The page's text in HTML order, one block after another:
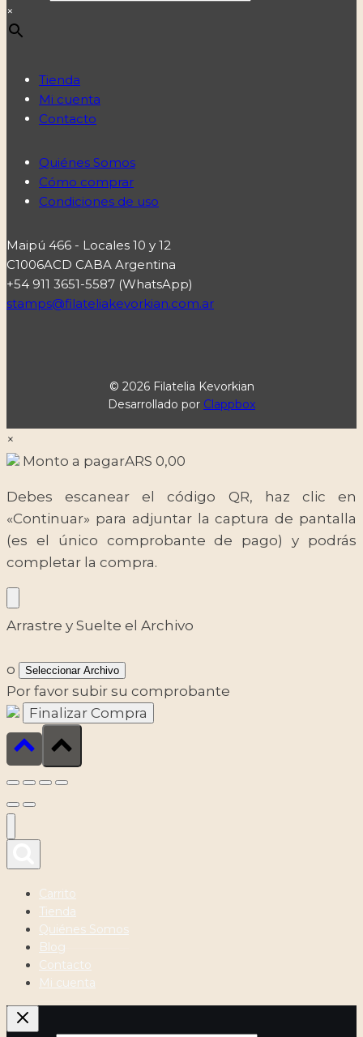
×
Tienda
Mi cuenta
Contacto
Quiénes Somos
Cómo comprar
Condiciones de uso
Maipú 466 - Locales 10 y 12
C1006ACD CABA Argentina
+54 911 3651-5587 (WhatsApp)
stamps@filateliakevorkian.com.ar
© 2026 Filatelia Kevorkian
Desarrollado por Clappbox
×
Monto a pagarARS 0,00
Debes escanear el código QR, haz clic en
«Continuar» para adjuntar la captura de pantalla
(es el único comprobante de pago) y podrás
completar la compra.
Arrastre y Suelte el Archivo
o Seleccionar Archivo
Por favor subir su comprobante
Carrito
Tienda
Quiénes Somos
Blog
Contacto
Mi cuenta